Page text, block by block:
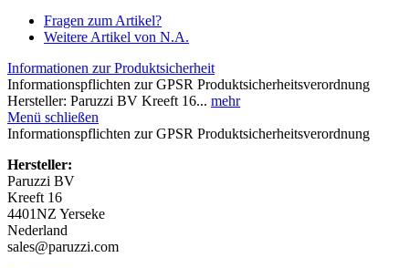
Fragen zum Artikel?
Weitere Artikel von N.A.
Informationen zur Produktsicherheit
Informationspflichten zur GPSR Produktsicherheitsverordnung
Hersteller: Paruzzi BV Kreeft 16... mehr
Menü schließen
Informationspflichten zur GPSR Produktsicherheitsverordnung
Hersteller:
Paruzzi BV
Kreeft 16
4401NZ Yerseke
Nederland
sales@paruzzi.com